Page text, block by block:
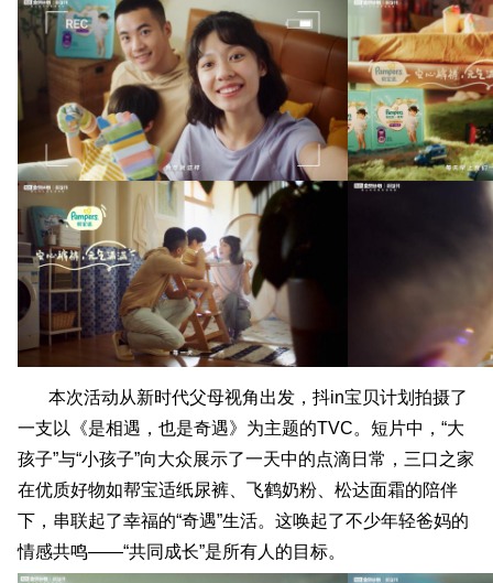
本次活动从新时代父母视角出发，抖in宝贝计划拍摄了
一支以《是相遇，也是奇遇》为主题的TVC。短片中，“大
孩子”与“小孩子”向大众展示了一天中的点滴日常，三口之家
在优质好物如帮宝适纸尿裤、飞鹤奶粉、松达面霜的陪伴
下，串联起了幸福的“奇遇”生活。这唤起了不少年轻爸妈的
情感共鸣——“共同成长”是所有人的目标。